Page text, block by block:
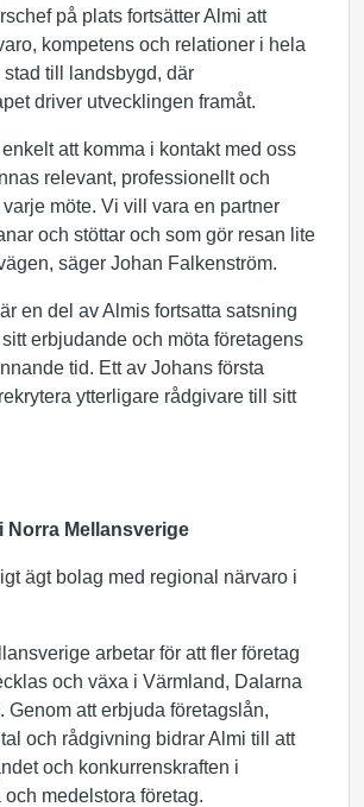
på plats fortsätter Almi att
kompetens och relationer i hela
till landsbygd, där
driver utvecklingen framåt.
att komma i kontakt med oss
relevant, professionellt och
möte. Vi vill vara en partner
och stöttar och som gör resan lite
säger Johan Falkenström.
en del av Almis fortsatta satsning
erbjudande och möta företagens
tid. Ett av Johans första
ytterligare rådgivare till sitt
Norra Mellansverige
ägt bolag med regional närvaro i
arbetar för att fler företag
och växa i Värmland, Dalarna
Genom att erbjuda företagslån,
och rådgivning bidrar Almi till att
och konkurrenskraften i
medelstora företag.